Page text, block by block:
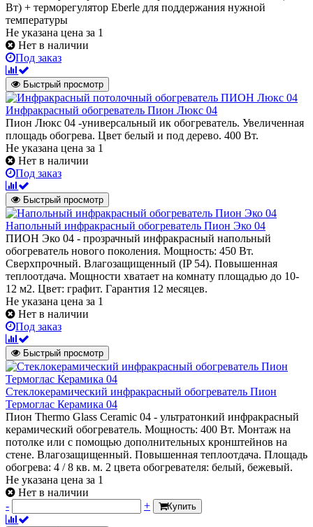
Вт) + терморегулятор Eberle для поддержания нужной
температуры
Не указана цена за 1
Нет в наличии
Под заказ
Быстрый просмотр
Инфракрасный обогреватель Пион Люкс 04
Пион Люкс 04 -универсальный ик обогреватель. Увеличенная
площадь обогрева. Цвет белый и под дерево. 400 Вт.
Не указана цена за 1
Нет в наличии
Под заказ
Быстрый просмотр
Напольный инфракрасный обогреватель Пион Эко 04
ПИОН Эко 04 - прозрачный инфракрасный напольный
обогреватель нового поколения. Мощность: 450 Вт.
Сверхпрочный. Влагозащищенный (IP 54). Повышенная
теплоотдача. Мощности хватает на комнату площадью до 10-
12 м2. Цвет: графит. Гарантия 12 месяцев.
Не указана цена за 1
Нет в наличии
Под заказ
Быстрый просмотр
Стеклокерамический инфракрасный обогреватель Пион
Термоглас Керамика 04
Пион Thermo Glass Ceramic 04 - ультратонкий инфракрасный
керамический обогреватель. Мощность: 400 Вт. Монтаж на
потолке или с помощью дополнительных кронштейнов на
стене. Влагозащищенный. Повышенная теплоотдача. Площадь
обогрева: 4 / 8 кв. м. 2 цвета обогревателя: белый, бежевый.
Не указана цена за 1
Нет в наличии
-
+ Купить